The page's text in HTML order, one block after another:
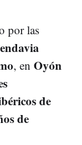
por las
, en Oyón
de
de